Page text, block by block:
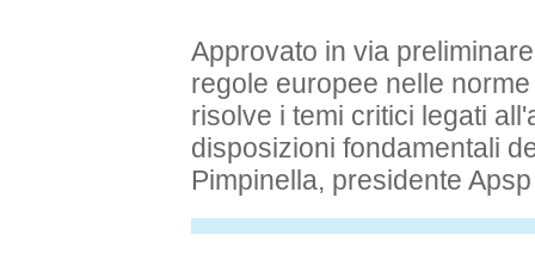
Approvato in via
regole europee nelle
risolve i temi critici legati
disposizioni fondamentali
Pimpinella, presidente Apsp